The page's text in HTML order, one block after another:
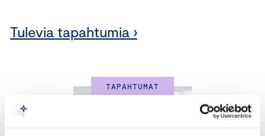
Tulevia tapahtumia ›
TAPAHTUMAT